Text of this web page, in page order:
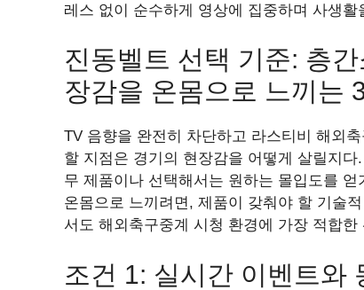
레스 없이 순수하게 영상에 집중하며 사생
진동벨트 선택 기준: 층
장감을 온몸으로 느끼는
TV 음향을 완전히 차단하고 라스티비 해외
할 지점은 경기의 현장감을 어떻게 살릴지
무 제품이나 선택해서는 원하는 몰입도를
온몸으로 느끼려면, 제품이 갖춰야 할 기술
서도 해외축구중계 시청 환경에 가장 적합
조건 1: 실시간 이벤트와